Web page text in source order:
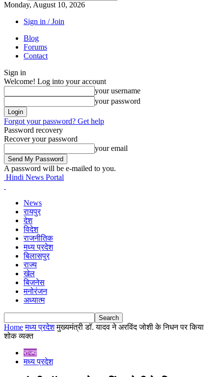
Monday, August 10, 2026
Sign in / Join
Blog
Forums
Contact
Sign in
Welcome! Log into your account
your username
your password
Forgot your password? Get help
Password recovery
Recover your password
your email
A password will be e-mailed to you.
Hindi News Portal
News
रायपुर
देश
विदेश
राजनीतिक
मध्य प्रदेश
बिलासपुर
राज्य
खेल
बिज़नेस
मनोरंजन
अध्यात्म
Home मध्य प्रदेश मुख्यमंत्री डॉ. यादव ने अरविंद जोशी के निधन पर किया
शोक व्यक्त
राज्य
मध्य प्रदेश